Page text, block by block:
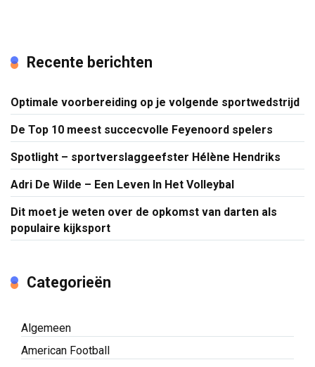
Recente berichten
Optimale voorbereiding op je volgende sportwedstrijd
De Top 10 meest succecvolle Feyenoord spelers
Spotlight – sportverslaggeefster Hélène Hendriks
Adri De Wilde – Een Leven In Het Volleybal
Dit moet je weten over de opkomst van darten als
populaire kijksport
Categorieën
Algemeen
American Football